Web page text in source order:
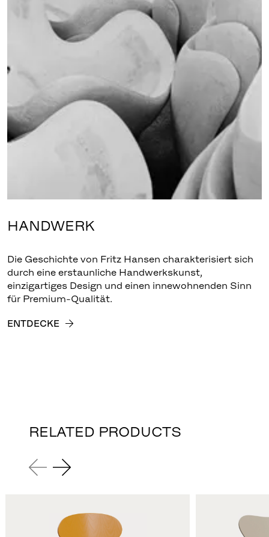
HANDWERK
Die Geschichte von Fritz Hansen charakterisiert sich
durch eine erstaunliche Handwerkskunst,
einzigartiges Design und einen innewohnenden Sinn
für Premium-Qualität.
ENTDECKE
RELATED PRODUCTS